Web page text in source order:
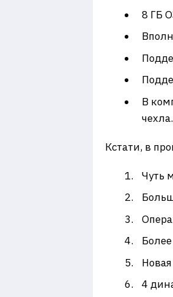
8 ГБ
В
Кстати, в
Чуть
4